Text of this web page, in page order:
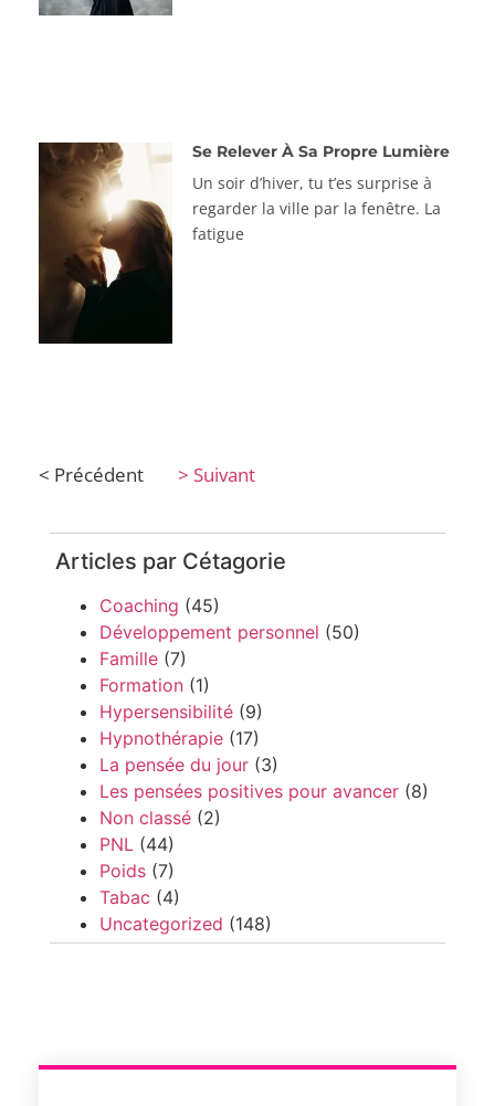
Se Relever À Sa Propre Lumière
Un soir d’hiver, tu t’es surprise à
regarder la ville par la fenêtre. La
fatigue
< Précédent > Suivant
Articles par Cétagorie
Coaching (45)
Développement personnel (50)
Famille (7)
Formation (1)
Hypersensibilité (9)
Hypnothérapie (17)
La pensée du jour (3)
Les pensées positives pour avancer (8)
Non classé (2)
PNL (44)
Poids (7)
Tabac (4)
Uncategorized (148)